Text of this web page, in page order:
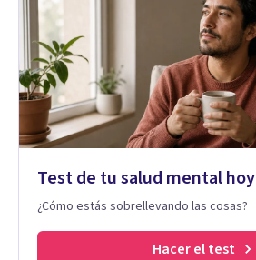
Test de tu salud mental hoy
¿Cómo estás sobrellevando las cosas?
Hacer el test